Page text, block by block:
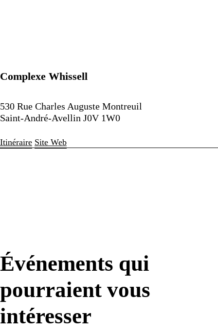
Complexe Whissell
530 Rue Charles Auguste Montreuil
Saint-André-Avellin J0V 1W0
Itinéraire Site Web
Événements qui
pourraient vous
intéresser